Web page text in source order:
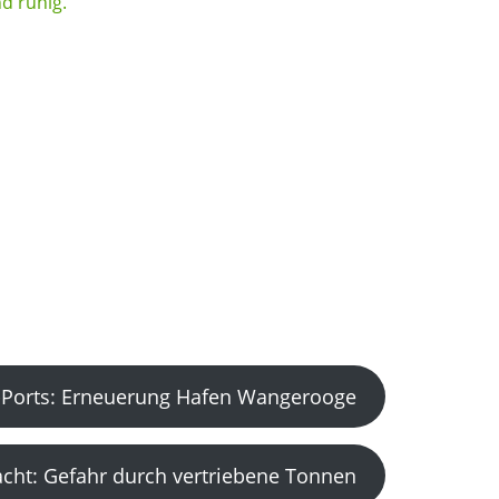
Erneuerung Hafen Wangerooge
Gefahr durch vertriebene Tonnen